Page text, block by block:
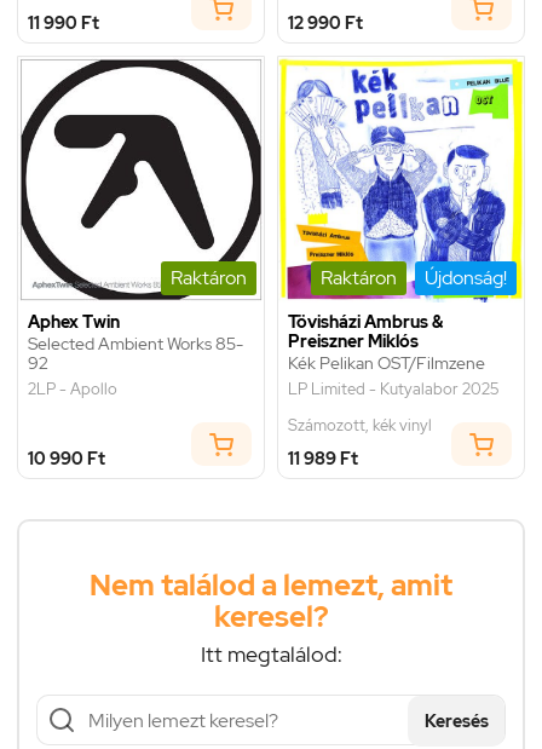
11 990 Ft 12 990 Ft
Raktáron
Aphex Twin
Selected Ambient Works 85-
92
2LP - Apollo
10 990 Ft
Raktáron Újdonság!
Tövisházi Ambrus &
Preiszner Miklós
Kék Pelikan OST/Filmzene
LP Limited - Kutyalabor 2025
Számozott, kék vinyl
11 989 Ft
Nem találod a lemezt, amit
keresel?
Itt megtalálod:
Keresés